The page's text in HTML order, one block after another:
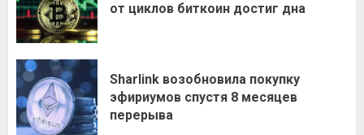
от циклов биткоин достиг дна
Sharlink возобновила покупку
эфириумов спустя 8 месяцев
перерыва